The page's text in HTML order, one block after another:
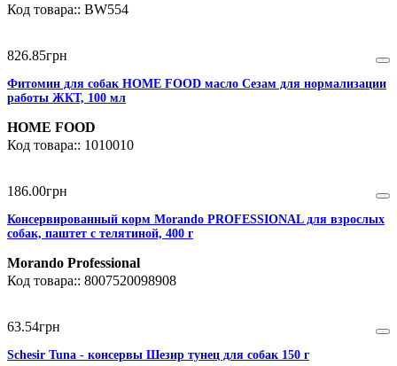
BW554
826.85грн
Фитомин для собак HOME FOOD масло Сезам для нормализации
работы ЖКТ, 100 мл
HOME FOOD
1010010
186.00грн
Консервированный корм Morando PROFESSIONAL для взрослых
собак, паштет с телятиной, 400 г
Morando Professional
8007520098908
63.54грн
Schesir Tuna - консервы Шезир тунец для собак 150 г